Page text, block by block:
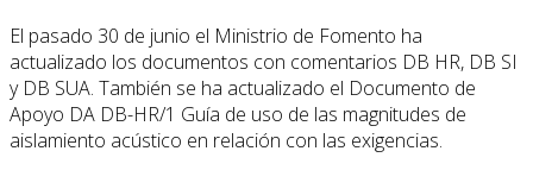
El pasado 30 de junio el Ministrio de Fomento ha
actualizado los documentos con comentarios DB HR, DB SI
y DB SUA. También se ha actualizado el Documento de
Apoyo DA DB-HR/1 Guía de uso de las magnitudes de
aislamiento acústico en relación con las exigencias.